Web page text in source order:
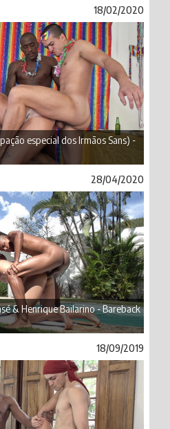
18/02/2020
especial dos Irmãos Sans) -
28/04/2020
& Henrique Bailarino - Bareback
18/09/2019